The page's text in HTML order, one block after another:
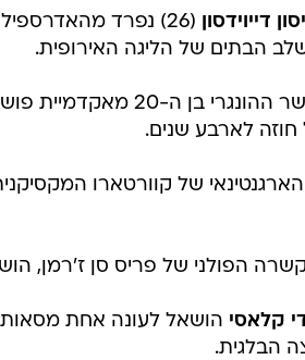
דייוידסון
(26) נפרד
הבתים של הליגה האירופית.
, הקשר ההונגרי בן
של קוורטארו
הפולני של פריס סן ז'רמן,
קלאסי הושאל לעונה אחת
הבלגית.